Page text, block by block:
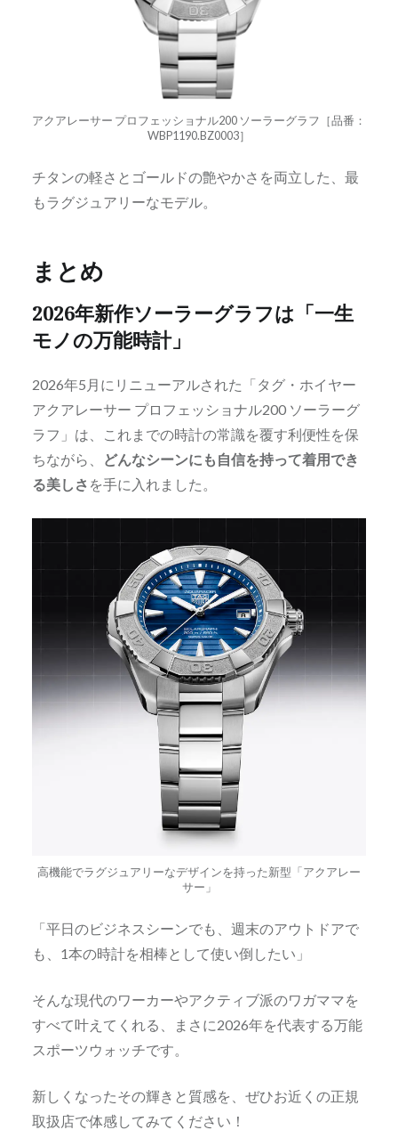
アクアレーサー プロフェッショナル200 ソーラーグラフ［品番：
WBP1190.BZ0003］
チタンの軽さとゴールドの艶やかさを両立した、最
もラグジュアリーなモデル。
まとめ
2026年新作ソーラーグラフは「一生
モノの万能時計」
2026年5月にリニューアルされた「タグ・ホイヤー
アクアレーサー プロフェッショナル200 ソーラーグ
ラフ」は、これまでの時計の常識を覆す利便性を保
ちながら、
どんなシーンにも自信を持って着用でき
る美しさ を手に入れました。
高機能でラグジュアリーなデザインを持った新型「アクアレー
サー」
「平日のビジネスシーンでも、週末のアウトドアで
も、1本の時計を相棒として使い倒したい」
そんな現代のワーカーやアクティブ派のワガママを
すべて叶えてくれる、まさに2026年を代表する万能
スポーツウォッチです。
新しくなったその輝きと質感を、ぜひお近くの正規
取扱店で体感してみてください！